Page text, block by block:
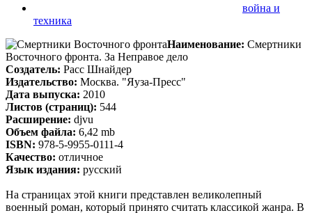
война и
техника
Наименование: Смертники
Восточного фронта. За Неправое дело
Создатель: Расс Шнайдер
Издательство: Москва. "Яуза-Пресс"
Дата выпуска: 2010
Листов (страниц): 544
Расширение: djvu
Объем файла: 6,42 mb
ISBN: 978-5-9955-0111-4
Качество: отличное
Язык издания: русский
На страницах этой книги представлен великолепный
военный роман, который принято считать классикой жанра. В